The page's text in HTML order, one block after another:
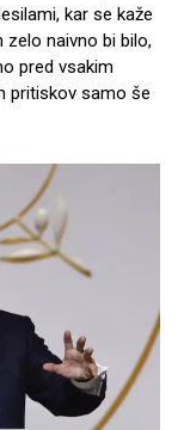
kar se kaže
zelo naivno bi bilo,
pred vsakim
pritiskov samo še